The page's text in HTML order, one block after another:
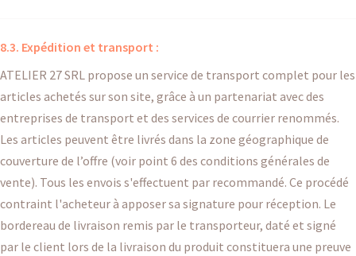
8.3. Expédition et transport :
ATELIER 27 SRL propose un service de transport complet pour les
articles achetés sur son site, grâce à un partenariat avec des
entreprises de transport et des services de courrier renommés.
Les articles peuvent être livrés dans la zone géographique de
couverture de l’offre (voir point 6 des conditions générales de
vente). Tous les envois s'effectuent par recommandé. Ce procédé
contraint l'acheteur à apposer sa signature pour réception. Le
bordereau de livraison remis par le transporteur, daté et signé
par le client lors de la livraison du produit constituera une preuve